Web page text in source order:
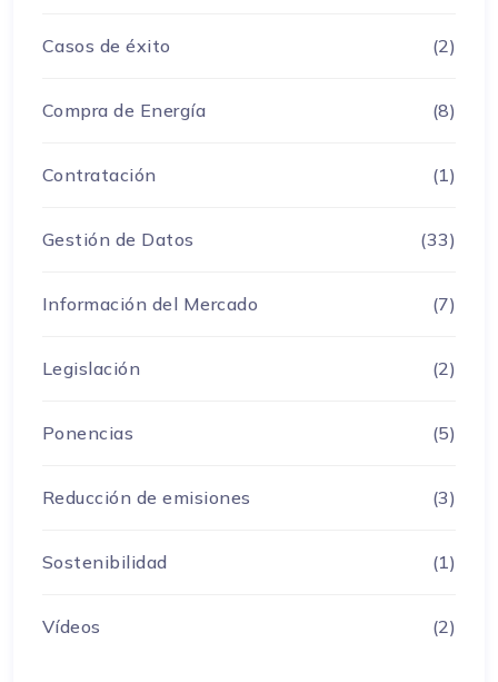
Casos de éxito (2)
Compra de Energía (8)
Contratación (1)
Gestión de Datos (33)
Información del Mercado (7)
Legislación (2)
Ponencias (5)
Reducción de emisiones (3)
Sostenibilidad (1)
Vídeos (2)